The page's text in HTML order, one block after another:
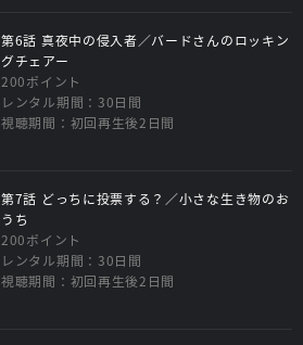
第6話 真夜中の侵入者／バードさんのロッキン
グチェアー
200ポイント
レンタル期間：30日間
視聴期間：初回再生後2日間
第7話 どっちに投票する？／小さな生き物のお
うち
200ポイント
レンタル期間：30日間
視聴期間：初回再生後2日間